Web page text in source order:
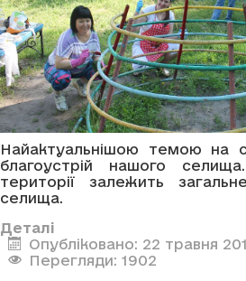
Найактуальнішою темою на
благоустрій нашого
території залежить
селища.
Деталі
Опубліковано: 22 травня
Перегляди: 1902